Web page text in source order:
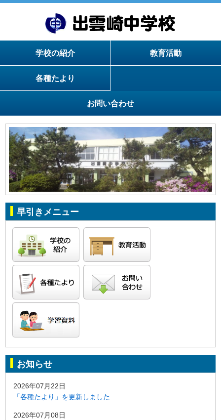
学校の紹介 教育活動
各種たより
お問い合わせ
早引きメニュー
お知らせ
2026年07月22日
「各種たより」を更新しました
2026年07月08日